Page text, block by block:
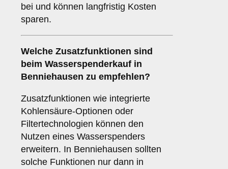
bei und können langfristig Kosten
sparen.
Welche Zusatzfunktionen sind
beim Wasserspenderkauf in
Benniehausen zu empfehlen?
Zusatzfunktionen wie integrierte
Kohlensäure-Optionen oder
Filtertechnologien können den
Nutzen eines Wasserspenders
erweitern. In Benniehausen sollten
solche Funktionen nur dann in